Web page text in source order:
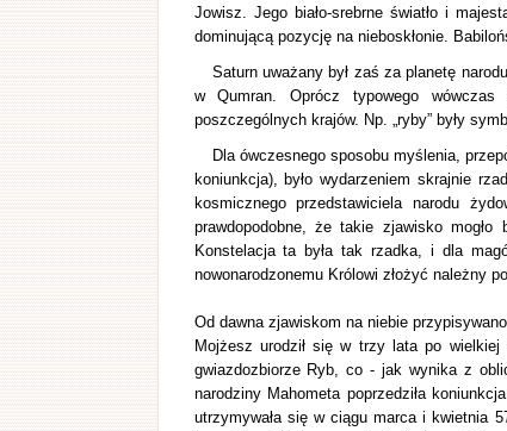
Jowisz. Jego biało-srebrne światło i
dominującą pozycję na nieboskłonie.
Saturn uważany był zaś za planetę
w Qumran. Oprócz typowego wówczas
poszczególnych krajów. Np. „ryby” były
Dla ówczesnego sposobu myślenia,
koniunkcja), było wydarzeniem skrajnie
kosmicznego przedstawiciela narodu
prawdopodobne, że takie zjawisko
Konstelacja ta była tak rzadka, i dla
nowonarodzonemu Królowi złożyć należny
Od dawna zjawiskom na niebie
Mojżesz urodził się w trzy lata po
gwiazdozbiorze Ryb, co - jak wynika z
narodziny Mahometa poprzedziła
utrzymywała się w ciągu marca i kwietnia